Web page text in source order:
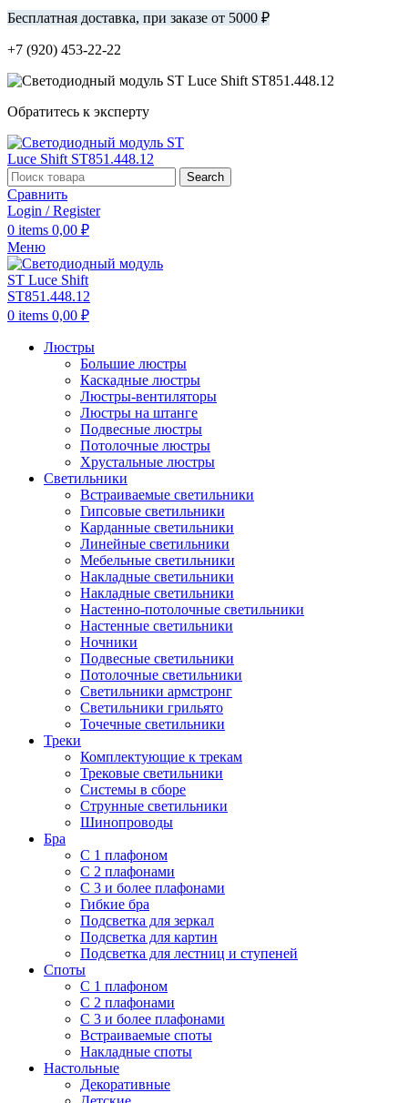
Бесплатная доставка, при заказе от 5000 ₽
+7 (920) 453-22-22
Обратитесь к эксперту
Search
Сравнить
Login / Register
0 items 0,00 ₽
Меню
0 items 0,00 ₽
Люстры
Большие люстры
Каскадные люстры
Люстры-вентиляторы
Люстры на штанге
Подвесные люстры
Потолочные люстры
Хрустальные люстры
Светильники
Встраиваемые светильники
Гипсовые светильники
Карданные светильники
Линейные светильники
Мебельные светильники
Накладные светильники
Накладные светильники
Настенно-потолочные светильники
Настенные светильники
Ночники
Подвесные светильники
Потолочные светильники
Светильники армстронг
Светильники грильято
Точечные светильники
Треки
Комплектующие к трекам
Трековые светильники
Системы в сборе
Струнные светильники
Шинопроводы
Бра
С 1 плафоном
С 2 плафонами
С 3 и более плафонами
Гибкие бра
Подсветка для зеркал
Подсветка для картин
Подсветка для лестниц и ступеней
Споты
С 1 плафоном
С 2 плафонами
С 3 и более плафонами
Встраиваемые споты
Накладные споты
Настольные
Декоративные